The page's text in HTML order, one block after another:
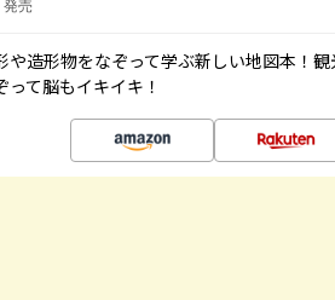
発売
や造形物をなぞって学ぶ新しい地図本！
って脳もイキイキ！